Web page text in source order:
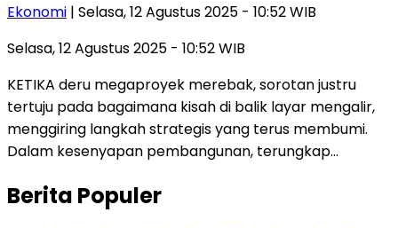
Ekonomi | Selasa, 12 Agustus 2025 - 10:52 WIB
Selasa, 12 Agustus 2025 - 10:52 WIB
KETIKA deru megaproyek merebak, sorotan justru
tertuju pada bagaimana kisah di balik layar mengalir,
menggiring langkah strategis yang terus membumi.
Dalam kesenyapan pembangunan, terungkap…
Berita Populer